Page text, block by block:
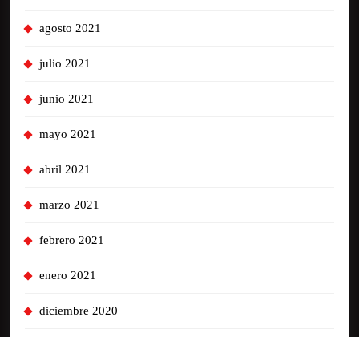
agosto 2021
julio 2021
junio 2021
mayo 2021
abril 2021
marzo 2021
febrero 2021
enero 2021
diciembre 2020